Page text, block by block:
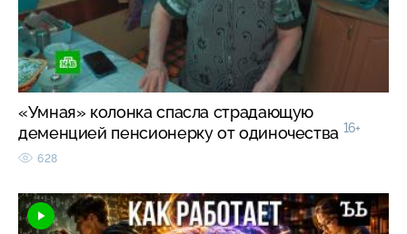
«Умная» колонка спасла страдающую
деменцией пенсионерку от одиночества 16+
628